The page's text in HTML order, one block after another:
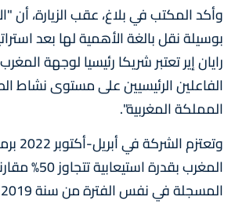
وأكد المكتب في بلاغ، عقب الزيارة، أن
بوسيلة نقل بالغة الأهمية لها بعد
رايان إير تعتبر شريكا رئيسيا لوجهة
الفاعلين الرئيسيين على مستوى نشاط
المملكة المغربية".
المغرب بقدرة
المسجلة في نفس الفترة من سنة 2019.